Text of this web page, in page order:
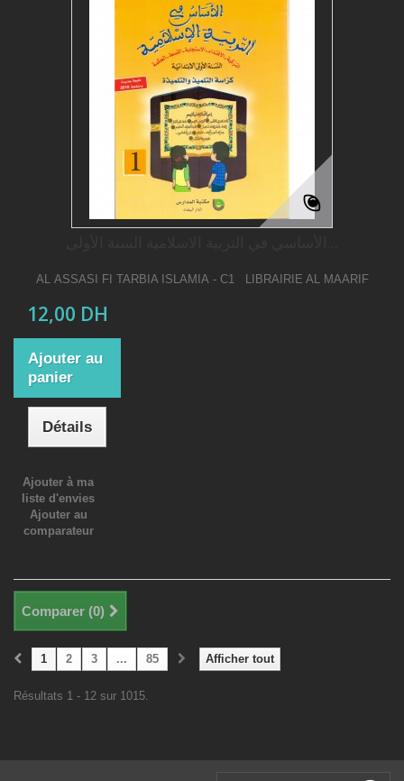
AL ASSASI FI TARBIA ISLAMIA - C1 LIBRAIRIE AL MAARIF
12,00 DH
Ajouter au
panier
Détails
Ajouter à ma
liste d'envies
Ajouter au
comparateur
Comparer (0)
Afficher tout
1 2 3 ... 85
Résultats 1 - 12 sur 1015.